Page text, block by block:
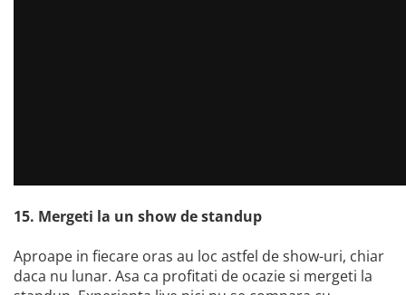
15. Mergeti la un show de standup
Aproape in fiecare oras au loc astfel de show-uri, chiar
daca nu lunar. Asa ca profitati de ocazie si mergeti la